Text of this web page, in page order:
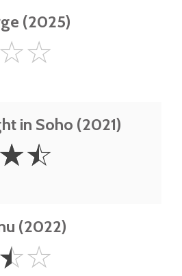
(2025)
☆☆
in Soho (2021)
☆☆
(2022)
☆☆